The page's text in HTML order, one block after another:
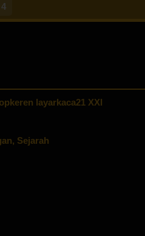
layarkaca21 XXI
, Sejarah